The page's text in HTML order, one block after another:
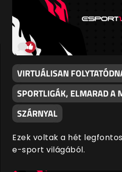
VIRTUÁLISAN
SPORTLIGÁK, ELMARAD A
SZÁRNYAL
Ezek voltak a hét
e-sport világából.